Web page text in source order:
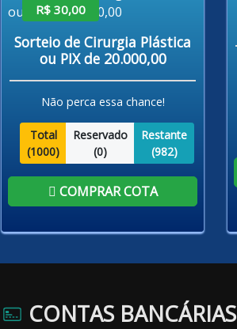
R$ 30,00
Sorteio de Cirurgia Plástica
ou PIX de 20.000,00
Não perca essa chance!
Total
(1000)
Reservado
(0)
Restante
(982)
COMPRAR COTA
CONTAS BANCÁRIAS